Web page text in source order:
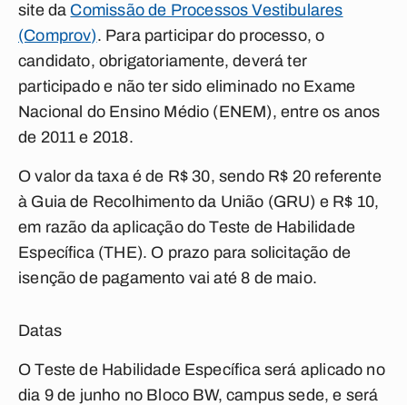
site da Comissão de Processos Vestibulares
(Comprov). Para participar do processo, o
candidato, obrigatoriamente, deverá ter
participado e não ter sido eliminado no Exame
Nacional do Ensino Médio (ENEM), entre os anos
de 2011 e 2018.
O valor da taxa é de R$ 30, sendo R$ 20 referente
à Guia de Recolhimento da União (GRU) e R$ 10,
em razão da aplicação do Teste de Habilidade
Específica (THE). O prazo para solicitação de
isenção de pagamento vai até 8 de maio.
Datas
O Teste de Habilidade Específica será aplicado no
dia 9 de junho no Bloco BW, campus sede, e será